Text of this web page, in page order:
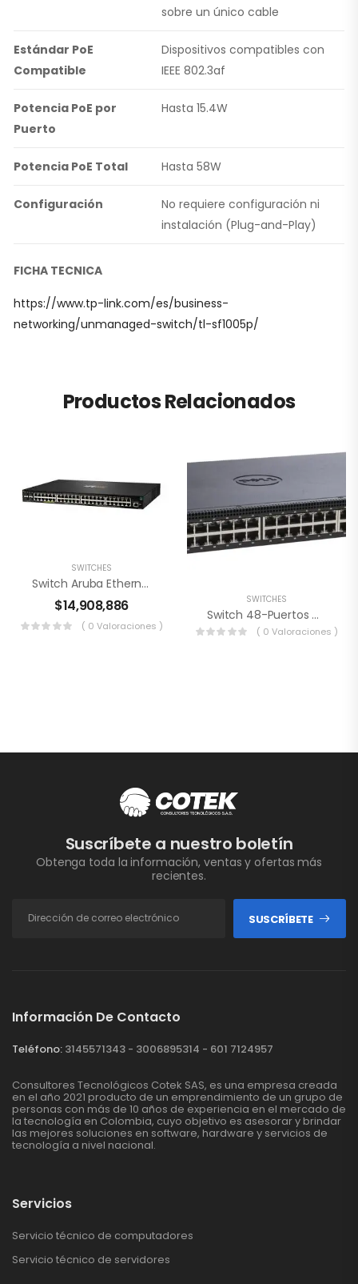
sobre un único cable
Estándar PoE
Compatible
Dispositivos compatibles con
IEEE 802.3af
Potencia PoE por
Puerto
Hasta 15.4W
Potencia PoE Total Hasta 58W
Configuración
No requiere configuración ni
instalación (Plug-and-Play)
FICHA TECNICA
https://www.tp-link.com/es/business-
networking/unmanaged-switch/tl-sf1005p/
Productos Relacionados
SWITCHES
Switch Aruba Ethernet HPE 2930F De 48 Puertos
$14,908,886
( 0 Valoraciones )
SWITCHES
Switch 48-Puertos – Dell N2048
( 0 Valoraciones )
Suscríbete a nuestro boletín
Obtenga toda la información, ventas y ofertas más
recientes.
SUSCRÍBETE
Información De Contacto
Teléfono: 3145571343 - 3006895314 - 601 7124957
Consultores Tecnológicos Cotek SAS, es una empresa creada
en el año 2021 producto de un emprendimiento de un grupo de
personas con más de 10 años de experiencia en el mercado de
la tecnología en Colombia, cuyo objetivo es asesorar y brindar
las mejores soluciones en software, hardware y servicios de
tecnología a nivel nacional.
Servicios
Servicio técnico de computadores
Servicio técnico de servidores